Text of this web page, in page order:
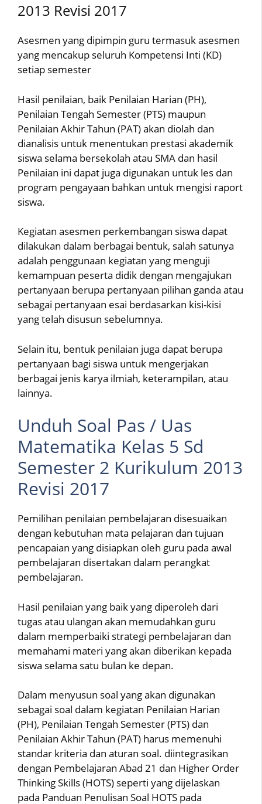
2013 Revisi 2017
Asesmen yang dipimpin guru termasuk asesmen
yang mencakup seluruh Kompetensi Inti (KD)
setiap semester
Hasil penilaian, baik Penilaian Harian (PH),
Penilaian Tengah Semester (PTS) maupun
Penilaian Akhir Tahun (PAT) akan diolah dan
dianalisis untuk menentukan prestasi akademik
siswa selama bersekolah atau SMA dan hasil
Penilaian ini dapat juga digunakan untuk les dan
program pengayaan bahkan untuk mengisi raport
siswa.
Kegiatan asesmen perkembangan siswa dapat
dilakukan dalam berbagai bentuk, salah satunya
adalah penggunaan kegiatan yang menguji
kemampuan peserta didik dengan mengajukan
pertanyaan berupa pertanyaan pilihan ganda atau
sebagai pertanyaan esai berdasarkan kisi-kisi
yang telah disusun sebelumnya.
Selain itu, bentuk penilaian juga dapat berupa
pertanyaan bagi siswa untuk mengerjakan
berbagai jenis karya ilmiah, keterampilan, atau
lainnya.
Unduh Soal Pas / Uas
Matematika Kelas 5 Sd
Semester 2 Kurikulum 2013
Revisi 2017
Pemilihan penilaian pembelajaran disesuaikan
dengan kebutuhan mata pelajaran dan tujuan
pencapaian yang disiapkan oleh guru pada awal
pembelajaran disertakan dalam perangkat
pembelajaran.
Hasil penilaian yang baik yang diperoleh dari
tugas atau ulangan akan memudahkan guru
dalam memperbaiki strategi pembelajaran dan
memahami materi yang akan diberikan kepada
siswa selama satu bulan ke depan.
Dalam menyusun soal yang akan digunakan
sebagai soal dalam kegiatan Penilaian Harian
(PH), Penilaian Tengah Semester (PTS) dan
Penilaian Akhir Tahun (PAT) harus memenuhi
standar kriteria dan aturan soal. diintegrasikan
dengan Pembelajaran Abad 21 dan Higher Order
Thinking Skills (HOTS) seperti yang dijelaskan
pada Panduan Penulisan Soal HOTS pada